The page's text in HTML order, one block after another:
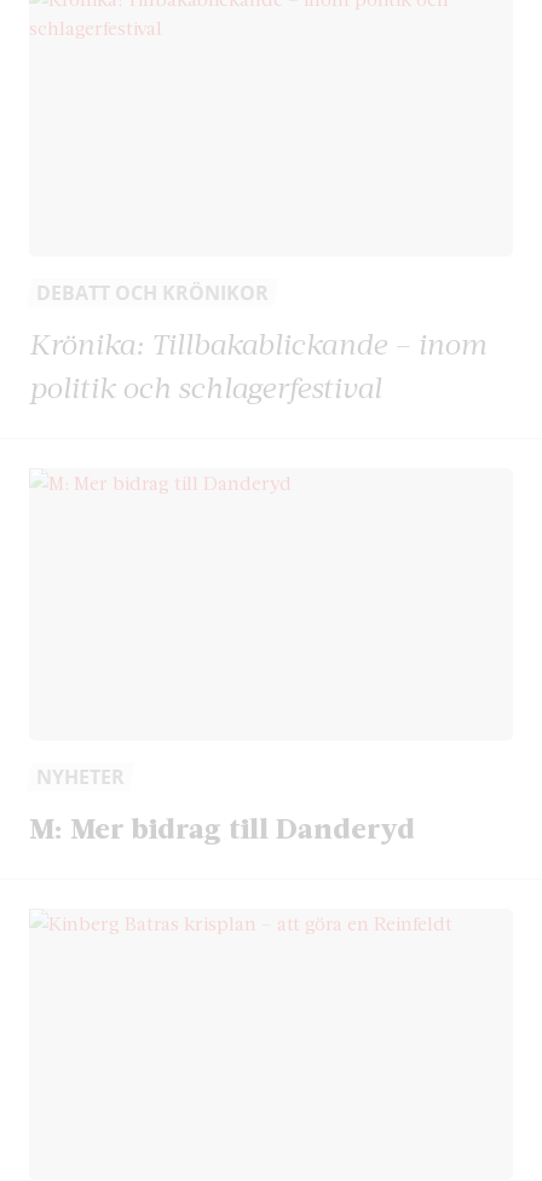
DEBATT OCH KRÖNIKOR
Krönika: Tillbakablickande – inom
politik och schlagerfestival
NYHETER
M: Mer bidrag till Danderyd